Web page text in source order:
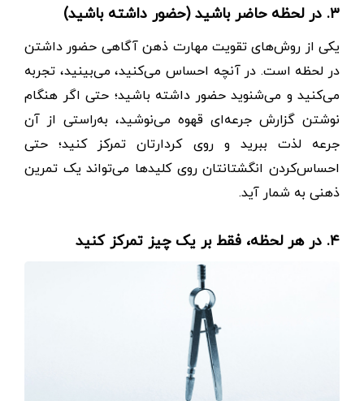
۳. در لحظه حاضر باشید (حضور داشته باشید)
یکی از روش‌های تقویت مهارت ذهن آگاهی حضور داشتن
در لحظه است. در آنچه احساس می‌کنید، می‌بینید، تجربه
می‌کنید و می‌شنوید حضور داشته باشید؛ حتی اگر هنگام
نوشتن گزارش جرعه‌ای قهوه می‌نوشید، به‌راستی از آن
جرعه لذت ببرید و روی کردارتان تمرکز کنید؛ حتی
احساس‌کردن انگشتانتان روی کلیدها می‌تواند یک تمرین
ذهنی به شمار آید.
۴. در هر لحظه، فقط بر یک چیز تمرکز کنید